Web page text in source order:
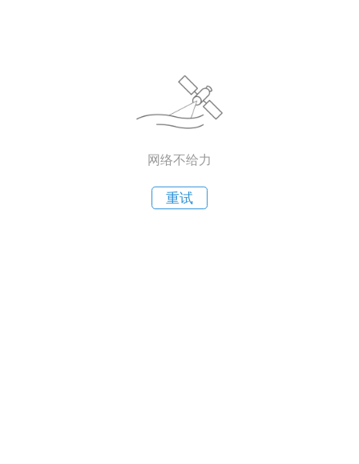
网络不给力
重试